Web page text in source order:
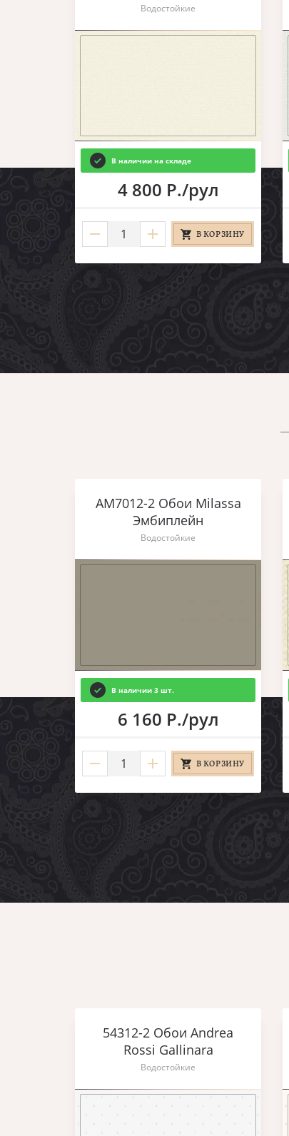
Водостойкие
В наличии на складе
4 800 Р./рул
В КОРЗИНУ
AM7012-2 Обои Milassa
Эмбиплейн
Водостойкие
В наличии 3 шт.
6 160 Р./рул
В КОРЗИНУ
54312-2 Обои Andrea
Rossi Gallinara
Водостойкие